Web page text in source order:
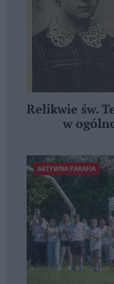
Relikwie św.
w
AKTYWNA PARAFIA